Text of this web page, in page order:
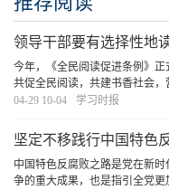
领导干部要有选择性地
今年，《全民阅读促进条例》正
共促全民阅读，共建书香社会
要领导干部率先垂范，既要在“
04-29 10-04 学习时报
坚定不移践行中国特色
中国特色反腐败之路是党在新
争的重大成果，也是指引全党